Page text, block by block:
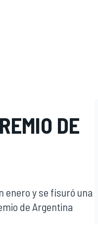
DE
enero y se fisuró una
de Argentina